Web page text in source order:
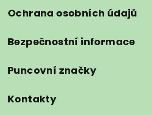
Ochrana osobních údajů
Bezpečnostní informace
Puncovní značky
Kontakty